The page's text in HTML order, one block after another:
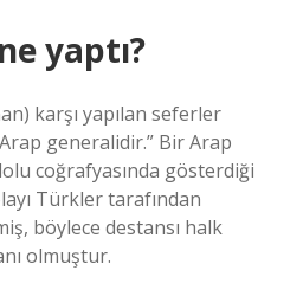
yaptı?
karşı yapılan seferler
generalidir.” Bir Arap
coğrafyasında gösterdiği
Türkler tarafından
böylece destansı halk
olmuştur.